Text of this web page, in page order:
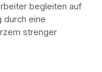
begleiten auf
durch eine
strenger